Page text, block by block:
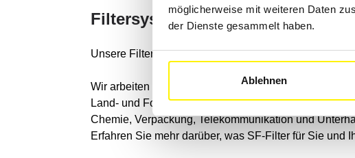
möglicherweise mit weiteren Daten
der Dienste gesammelt haben.
Ablehnen
Filtersysteme für alle
Unsere Filterexperten beraten jeden Tag
Wir arbeiten mit Unternehmen in den folgenden
Land- und Forstwirtschaft, Schiffbau und maritime
Chemie, Verpackung, Telekommunikation und
Erfahren Sie mehr darüber, was SF-Filter für Sie und